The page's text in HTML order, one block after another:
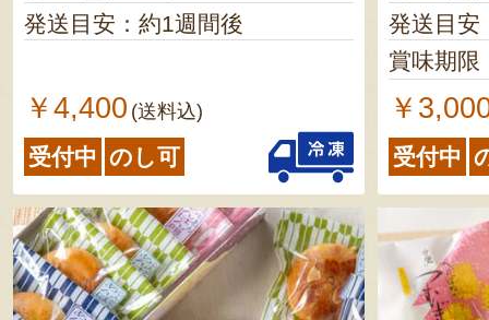
発送目安：約1週間後
￥4,400 (送料込)
受付中 のし可
発送目安
賞味期限
￥
受付中